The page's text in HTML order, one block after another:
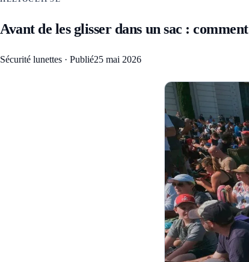
Avant de les glisser dans un sac :
Sécurité lunettes · Publié25 mai 2026